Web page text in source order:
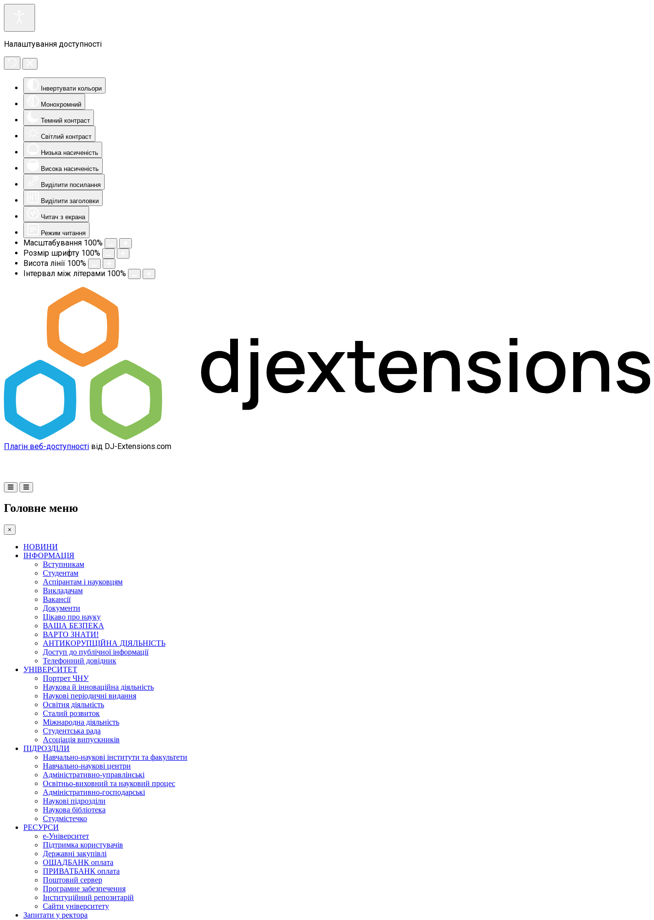
Налаштування доступності
Інвертувати кольори
Монохромний
Темний контраст
Світлий контраст
Низька насиченість
Висока насиченість
Виділити посилання
Виділити заголовки
Читач з екрана
Режим читання
Масштабування 100%
Розмір шрифту 100%
Висота лінії 100%
Інтервал між літерами 100%
Плагін веб-доступності від DJ-Extensions.com
Головне меню
×
НОВИНИ
ІНФОРМАЦІЯ
Вступникам
Студентам
Аспірантам і науковцям
Викладачам
Вакансії
Документи
Цікаво про науку
ВАША БЕЗПЕКА
ВАРТО ЗНАТИ!
АНТИКОРУПЦІЙНА ДІЯЛЬНІСТЬ
Доступ до публічної інформації
Телефонний довідник
УНІВЕРСИТЕТ
Портрет ЧНУ
Наукова й інноваційна діяльність
Наукові періодичні видання
Освітня діяльність
Сталий розвиток
Міжнародна діяльність
Студентська рада
Асоціація випускників
ПІДРОЗДІЛИ
Навчально-наукові інститути та факультети
Навчально-наукові центри
Адміністративно-управлінські
Освітньо-виховний та науковий процес
Адміністративно-господарські
Наукові підрозділи
Наукова бібліотека
Студмістечко
РЕСУРСИ
е-Університет
Підтримка користувачів
Державні закупівлі
ОЩАДБАНК оплата
ПРИВАТБАНК оплата
Поштовий сервер
Програмне забезпечення
Інституційний репозитарій
Сайти університету
Запитати у ректора